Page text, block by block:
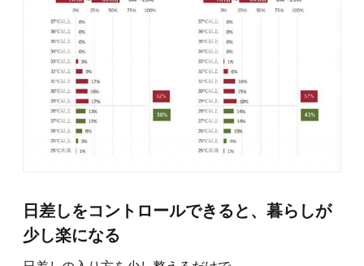
日差しをコントロールできると、暮らしが
少し楽になる